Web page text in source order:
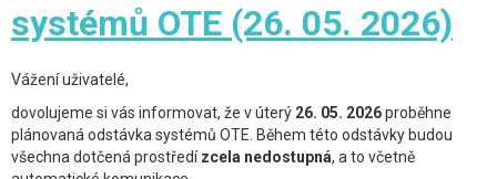
systémů OTE (26. 05. 2026)
Vážení uživatelé,
dovolujeme si vás informovat, že v úterý 26. 05. 2026proběhne
plánovaná odstávka systémů OTE. Během této odstávky budou
všechna dotčená prostředízcela nedostupná, a to včetně